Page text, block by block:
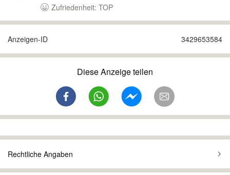
Zufriedenheit: TOP
Anzeigen-ID 3429653584
Diese Anzeige teilen
Rechtliche Angaben